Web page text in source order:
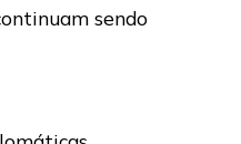
sendo